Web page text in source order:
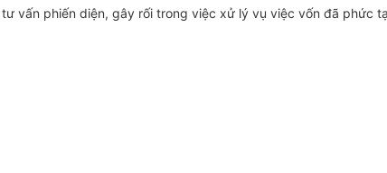
vấn phiến diện, gây rối trong việc xử lý vụ việc vốn đã phức